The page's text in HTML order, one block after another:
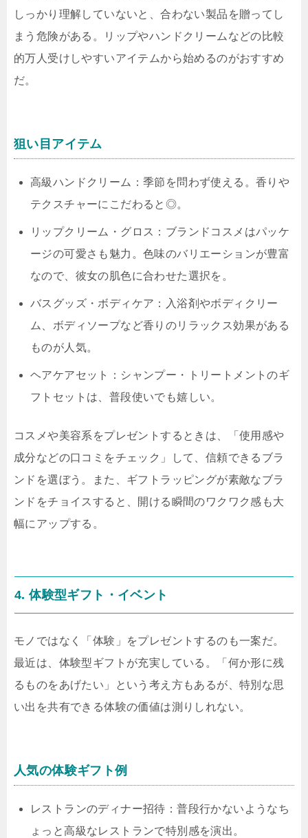
しっかり理解していないと、合わない製品を贈ってし
まう危険がある。リップやハンドクリームなどの比較
的万人受けしやすいアイテムから始めるのがおすすめ
だ。
狙い目アイテム
高級ハンドクリーム：季節を問わず使える。香りや
テクスチャーにこだわると◎。
リップクリーム・グロス：ブランドコスメはパッケ
ージの可愛さも魅力。色味のバリエーションが豊富
なので、彼女の肌色に合わせた選択を。
バスグッズ・ボディケア：入浴剤やボディクリー
ム、ボディソープなど香りのリラックス効果がある
ものが人気。
ヘアケアセット：シャンプー・トリートメントのギ
フトセットは、普段使いでも嬉しい。
コスメや美容系をプレゼントするときは、「使用感や
成分などの口コミをチェック」して、信頼できるブラ
ンドを選ぼう。また、ギフトラッピングが素敵なブラ
ンドをチョイスすると、開ける瞬間のワクワク感も大
幅にアップする。
4. 体験型ギフト・イベント
モノではなく「体験」をプレゼントするのも一案だ。
最近は、体験型ギフトが充実している。「何か形に残
るものをあげたい」という考え方もあるが、特別な思
い出を共有できる体験の価値は測りしれない。
人気の体験ギフト例
レストランのディナー招待：普段行かないようなち
ょっと高級なレストランで特別感を演出。